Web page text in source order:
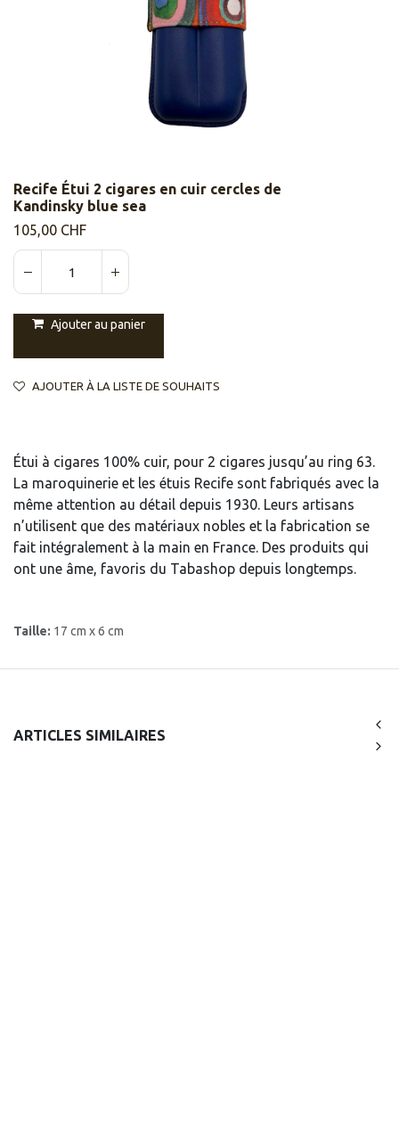
Recife Étui 2 cigares en cuir cercles de
Kandinsky blue sea
105,00 CHF
Ajouter au panier
AJOUTER À LA LISTE DE SOUHAITS
Étui à cigares 100% cuir, pour 2 cigares jusqu’au ring 63.
La maroquinerie et les étuis Recife sont fabriqués avec la
même attention au détail depuis 1930. Leurs artisans
n’utilisent que des matériaux nobles et la fabrication se
fait intégralement à la main en France. Des produits qui
ont une âme, favoris du Tabashop depuis longtemps.
Taille: 17 cm x 6 cm
ARTICLES SIMILAIRES